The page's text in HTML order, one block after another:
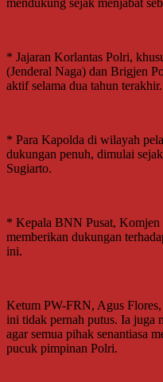
* Jajaran Korlantas Polri,
(Jenderal Naga) dan Brigjen
aktif selama dua tahun terakhir.
* Para Kapolda di wilayah
dukungan penuh, dimulai
Sugiarto.
* Kepala BNN Pusat,
memberikan dukungan
ini.
Ketum PW-FRN, Agus
ini tidak pernah putus. Ia juga
agar semua pihak senantiasa
pucuk pimpinan Polri.